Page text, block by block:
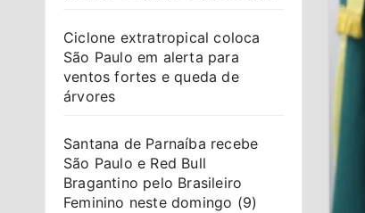
Ciclone extratropical coloca
São Paulo em alerta para
ventos fortes e queda de
árvores
Santana de Parnaíba recebe
São Paulo e Red Bull
Bragantino pelo Brasileiro
Feminino neste domingo (9)